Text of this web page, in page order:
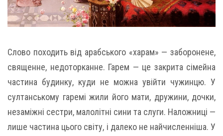
Слово походить від арабського «харам» — заборонене,
священне, недоторканне. Гарем — це закрита сімейна
частина будинку, куди не можна увійти чужинцю. У
султанському гаремі жили його мати, дружини, дочки,
незаміжні сестри, малолітні сини та слуги. Наложниці —
лише частина цього світу, і далеко не найчисленніша. У